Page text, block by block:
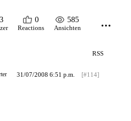
3 0
Reactions
585
Ansichten
RSS
[#114]
31/07/2008 6:51 p.m.